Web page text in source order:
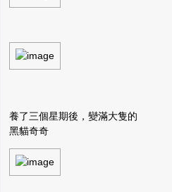
養了三個星期後，變滿大隻的
黑貓奇奇